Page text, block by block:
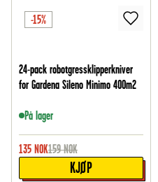
-15%
24-pack robotgressklipperkniver
for Gardena Sileno Minimo 400m2
På lager
135 NOK159 NOK
KJØP